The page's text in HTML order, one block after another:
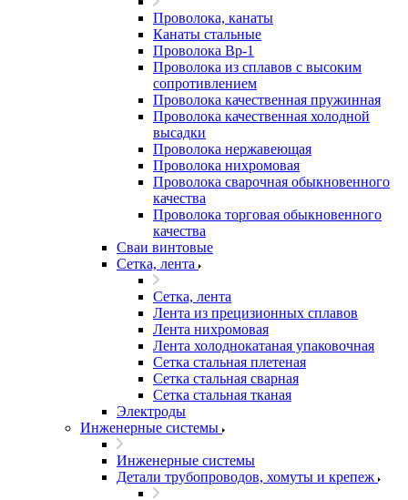
Проволока, канаты
Канаты стальные
Проволока Вр-1
Проволока из сплавов с высоким
сопротивлением
Проволока качественная пружинная
Проволока качественная холодной
высадки
Проволока нержавеющая
Проволока нихромовая
Проволока сварочная обыкновенного
качества
Проволока торговая обыкновенного
качества
Сваи винтовые
Сетка, лента
Сетка, лента
Лента из прецизионных сплавов
Лента нихромовая
Лента холоднокатаная упаковочная
Сетка стальная плетеная
Сетка стальная сварная
Сетка стальная тканая
Электроды
Инженерные системы
Инженерные системы
Детали трубопроводов, хомуты и крепеж